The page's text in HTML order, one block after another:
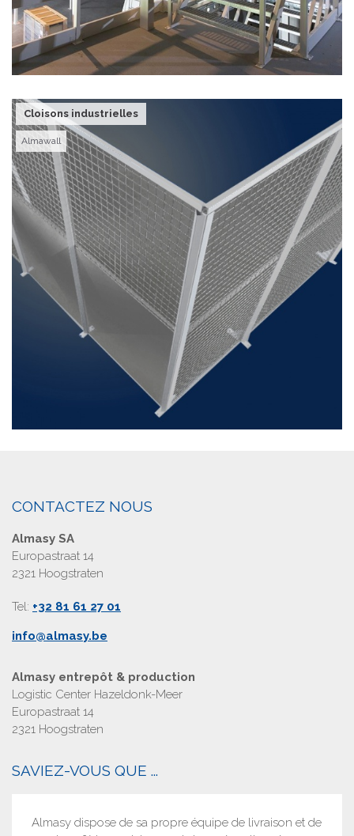
Cloisons industrielles
Almawall
CONTACTEZ NOUS
Almasy SA
Europastraat 14
2321 Hoogstraten
Tel: +32 81 61 27 01
info@almasy.be
Almasy entrepôt & production
Logistic Center Hazeldonk-Meer
Europastraat 14
2321 Hoogstraten
SAVIEZ-VOUS QUE ...
Almasy dispose de sa propre équipe de livraison et de